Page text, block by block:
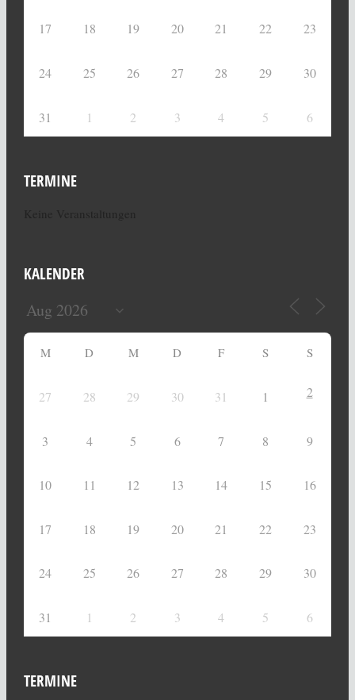
17 18 19 20 21 22 23
24 25 26 27 28 29 30
31 1 2 3 4 5 6
TERMINE
KALENDER
M D M D F S S
27 28 29 30 31 1 2
3 4 5 6 7 8 9
10 11 12 13 14 15 16
17 18 19 20 21 22 23
24 25 26 27 28 29 30
31 1 2 3 4 5 6
TERMINE